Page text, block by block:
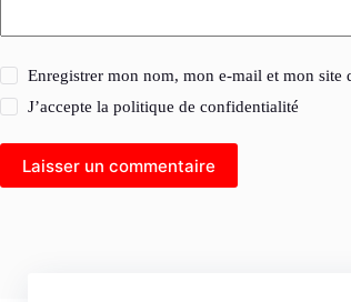
Enregistrer mon nom, mon e-mail et mon
J’accepte lapolitique de confidentialité
Laisser un commentaire